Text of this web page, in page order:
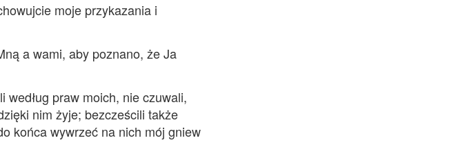
moje przykazania i
a wami, aby poznano, że Ja
praw moich, nie czuwali,
nim żyje; bezcześcili także
końca wywrzeć na nich mój gniew